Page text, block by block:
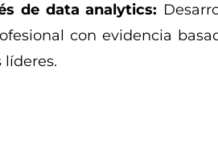
de data analytics:
con evidencia
líderes.